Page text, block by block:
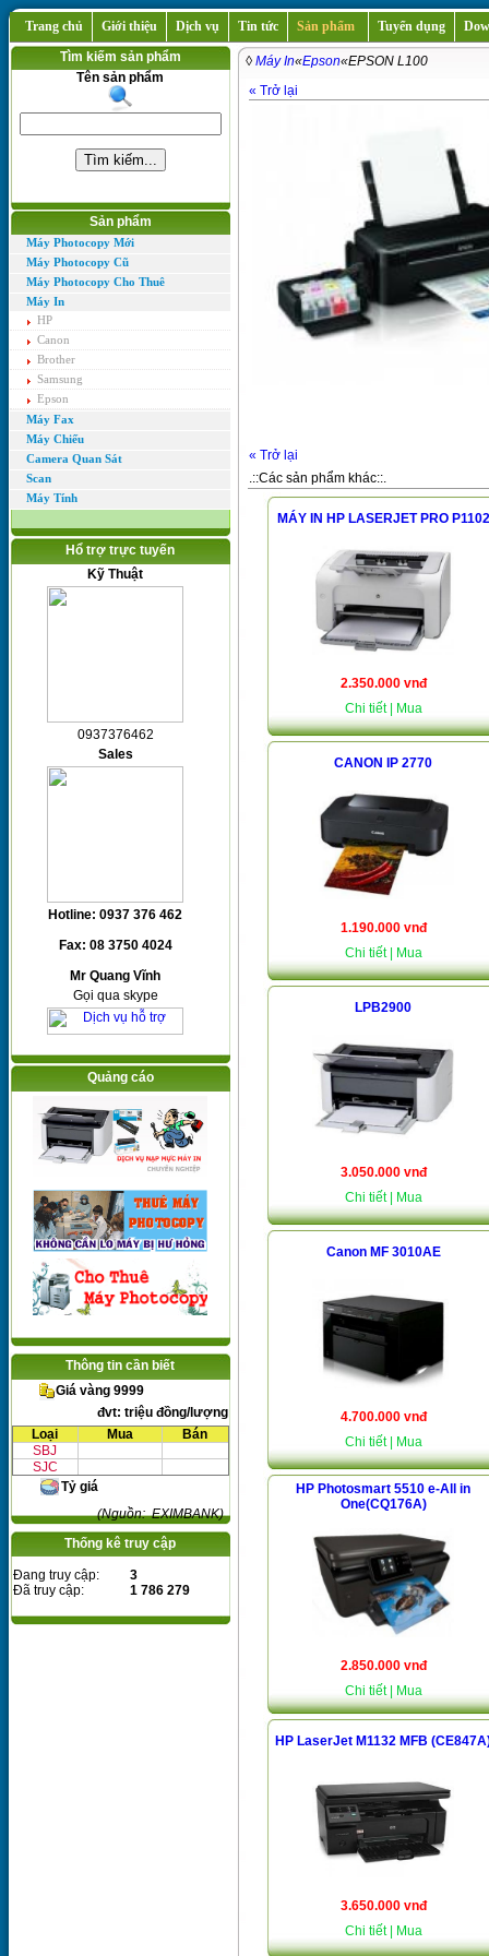
Trang chủ Giới thiệu Dịch vụ Tin tức Sản phẩm Tuyển dụng
Tìm kiếm sản phẩm
Tên sản phẩm
Sản phẩm
Máy Photocopy Mới
Máy Photocopy Cũ
Máy Photocopy Cho Thuê
Máy In
HP
Canon
Brother
Samsung
Epson
Máy Fax
Máy Chiếu
Camera Quan Sát
Scan
Máy Tính
Hổ trợ trực tuyến
Kỹ Thuật
0937376462
Sales
Hotline: 0937 376 462
Fax: 08 3750 4024
Mr Quang Vĩnh
Gọi qua skype
Quảng cáo
Thông tin cần biết
Giá vàng 9999
đvt: triệu đồng/lượng
Loại
Mua
Bán
SBJ
SJC
Tỷ giá
(Nguồn: EXIMBANK)
Thống kê truy cập
Đang truy cập:
3
Đã truy cập:
1 786 279
◊ Máy In«Epson«EPSON L100
« Trở lại
« Trở lại
.::Các sản phẩm khác::.
MÁY IN HP LASERJET PRO P1102
2.350.000 vnđ
Chi tiết
| Mua
CANON IP 2770
1.190.000 vnđ
Chi tiết
| Mua
LPB2900
3.050.000 vnđ
Chi tiết
| Mua
Canon MF 3010AE
4.700.000 vnđ
Chi tiết
| Mua
HP Photosmart 5510 e-All in
One(CQ176A)
2.850.000 vnđ
Chi tiết
| Mua
HP LaserJet M1132 MFB
3.650.000 vnđ
Chi tiết
| Mua